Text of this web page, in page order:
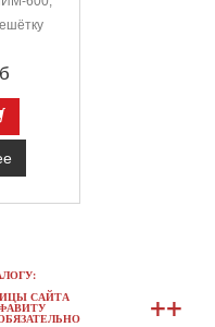
САЙТА
+
+